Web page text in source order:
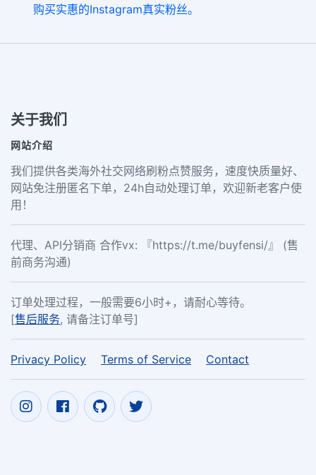
购买实惠的Instagram真实粉丝。
关于我们
网站介绍
我们提供各类海外社交网络刷粉点赞服务，速度快质量好、
网站免注册匿名下单，24h自动处理订单，欢迎新老客户使
用！
代理、API分销商 合作vx: 『https://t.me/buyfensi/』 (售
前商务沟通)
订单处理过程，一般需要6小时+，请耐心等待。
[售后服务, 请备注订单号]
Privacy Policy Terms of Service Contact